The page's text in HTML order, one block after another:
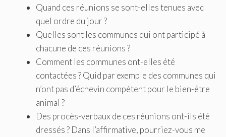
Quand ces réunions se sont-elles tenues avec
quel ordre du jour ?
Quelles sont les communes qui ont participé à
chacune de ces réunions ?
Comment les communes ont-elles été
contactées ? Quid par exemple des communes qui
n’ont pas d’échevin compétent pour le bien-être
animal ?
Des procès-verbaux de ces réunions ont-ils été
dressés ? Dans l’affirmative, pourriez-vous me